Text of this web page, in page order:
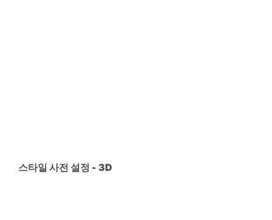
스타일 사전 설정 - 3D